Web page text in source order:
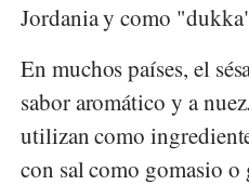
Jordania y como
En muchos países, el
sabor aromático y a
utilizan como
con sal como gomasio o